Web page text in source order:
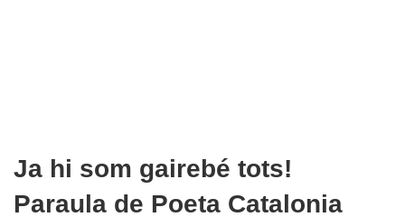
Ja hi som gairebé tots!
Paraula de Poeta Catalonia